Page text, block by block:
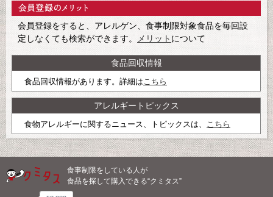
会員登録をすると、アレルゲン、食事制限対象食品を毎回設
定しなくても検索ができます。
メリット について
食品回収情報
食品回収情報があります。詳細は こちら
アレルギートピックス
食物アレルギーに関するニュース、トピックスは、 こちら
食事制限をしている人が
食品を探して購入できる“クミタス”